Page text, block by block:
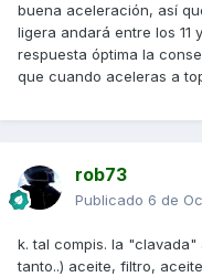
buena aceleración, así
ligera andará entre los 11
respuesta óptima la
que cuando aceleras a
rob73
Publicado 6 de
k. tal compis. la
tanto..) aceite, filtro,